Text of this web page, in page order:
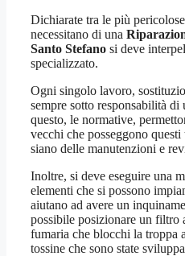
Dichiarate tra le più
necessitano di una
Santo Stefano si deve
specializzato.
Ogni singolo lavoro,
sempre sotto responsabilità
questo, le normative,
vecchi che posseggono
siano delle manutenzioni e
Inoltre, si deve eseguire una
elementi che si possono
aiutano ad avere un
possibile posizionare un filtro
fumaria che blocchi la troppa
tossine che sono state